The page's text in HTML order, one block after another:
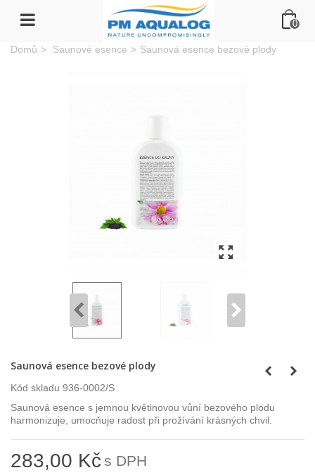
0
Domů > Saunové esence > Saunová esence bezové plody
Saunová esence bezové plody
Kód skladu 936-0002/S
Saunová esence s jemnou květinovou vůní bezového plodu
harmonizuje, umocňuje radost při prožívání krásných chvil.
283,00 Kčs DPH